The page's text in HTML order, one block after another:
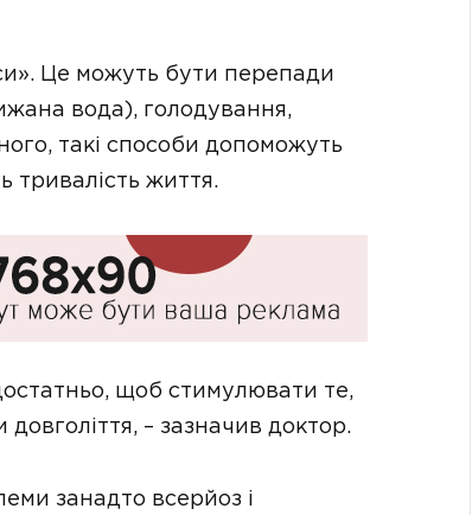
Це можуть бути перепади
вода), голодування,
такі способи допоможуть
тривалість життя.
щоб стимулювати те,
– зазначив доктор.
занадто всерйоз і